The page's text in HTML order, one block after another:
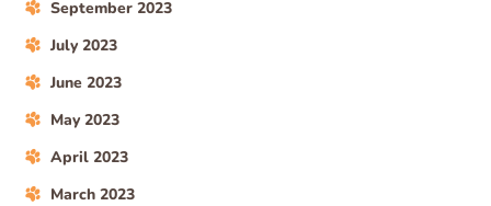
September 2023
July 2023
June 2023
May 2023
April 2023
March 2023